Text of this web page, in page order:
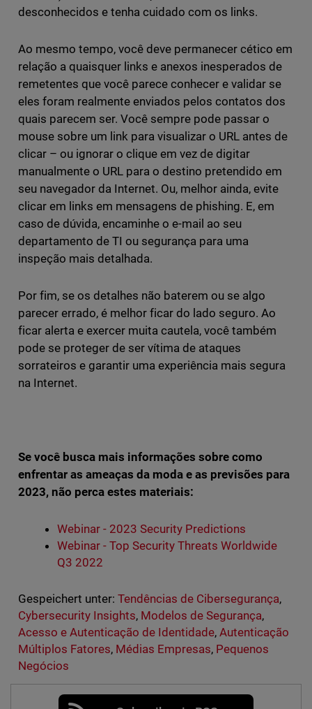
desconhecidos e tenha cuidado com os links.
Ao mesmo tempo, você deve permanecer cético em
relação a quaisquer links e anexos inesperados de
remetentes que você parece conhecer e validar se
eles foram realmente enviados pelos contatos dos
quais parecem ser. Você sempre pode passar o
mouse sobre um link para visualizar o URL antes de
clicar – ou ignorar o clique em vez de digitar
manualmente o URL para o destino pretendido em
seu navegador da Internet. Ou, melhor ainda, evite
clicar em links em mensagens de phishing. E, em
caso de dúvida, encaminhe o e-mail ao seu
departamento de TI ou segurança para uma
inspeção mais detalhada.
Por fim, se os detalhes não baterem ou se algo
parecer errado, é melhor ficar do lado seguro. Ao
ficar alerta e exercer muita cautela, você também
pode se proteger de ser vítima de ataques
sorrateiros e garantir uma experiência mais segura
na Internet.
Se você busca mais informações sobre como
enfrentar as ameaças da moda e as previsões para
2023, não perca estes materiais:
Webinar - 2023 Security Predictions
Webinar - Top Security Threats Worldwide
Q3 2022
Gespeichert unter: Tendências de Cibersegurança,
Cybersecurity Insights, Modelos de Segurança,
Acesso e Autenticação de Identidade,Autenticação
Múltiplos Fatores, Médias Empresas, Pequenos
Negócios